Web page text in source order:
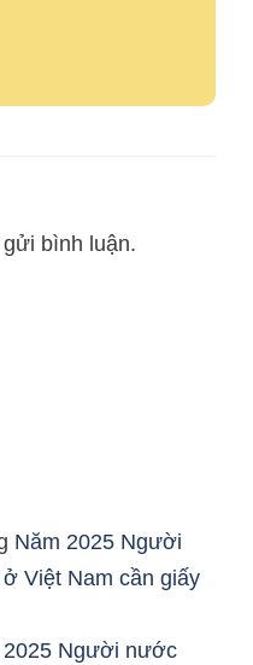
bình luận.
Năm 2025 Người
Việt Nam cần giấy
2025 Người nước